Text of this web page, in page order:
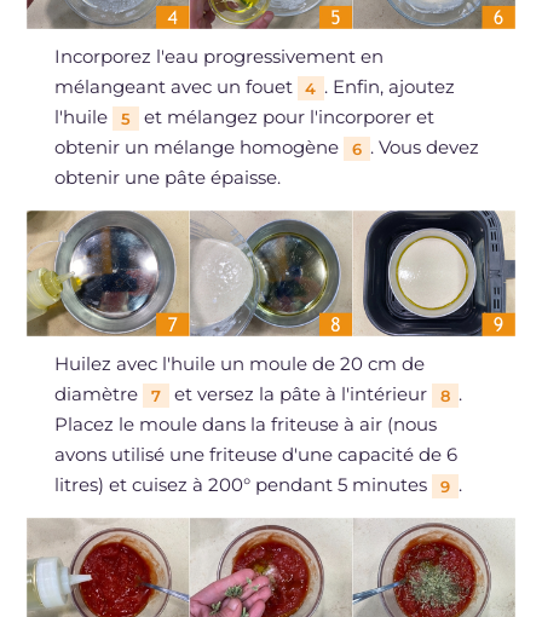
Incorporez l'eau progressivement en
mélangeant avec un fouet
4 . Enfin, ajoutez
l'huile
5
et mélangez pour l'incorporer et
obtenir un mélange homogène
6 . Vous devez
obtenir une pâte épaisse.
Huilez avec l'huile un moule de 20 cm de
diamètre
7 et versez la pâte à l'intérieur 8 .
Placez le moule dans la friteuse à air (nous
avons utilisé une friteuse d'une capacité de 6
litres) et cuisez à 200° pendant 5 minutes
9 .